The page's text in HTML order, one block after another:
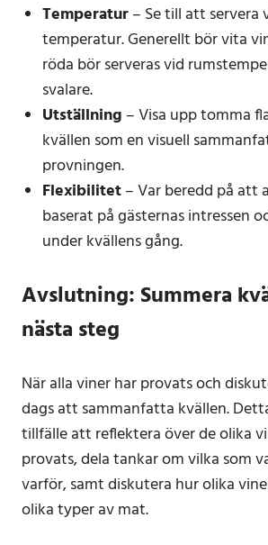
Temperatur– Se till att servera
temperatur. Generellt bör vita
röda bör serveras vid
svalare.
Utställning – Visa upp tomma
kvällen som en visuell
provningen.
Flexibilitet– Var beredd på att
baserat på gästernas intressen
under kvällens gång.
Avslutning: Summera
nästa steg
När alla viner har provats och
dags att sammanfatta kvällen.
tillfälle att reflektera över de olika
provats, dela tankar om vilka som
varför, samt diskutera hur olika
olika typer av mat.